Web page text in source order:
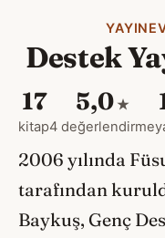
Destek
17
kitap
5,0 ★
4 değerlendirme
2006 yılında
tarafından
Baykuş, Genç